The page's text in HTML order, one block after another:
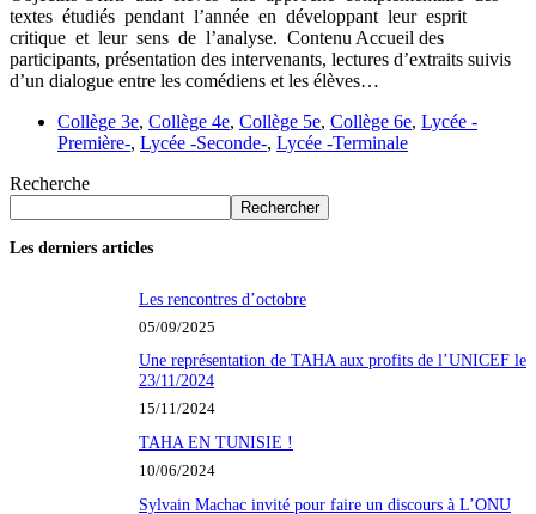
textes étudiés pendant l’année en développant leur esprit
critique et leur sens de l’analyse. Contenu Accueil des
participants, présentation des intervenants, lectures d’extraits suivis
d’un dialogue entre les comédiens et les élèves…
Collège 3e, Collège 4e, Collège 5e, Collège 6e, Lycée -
Première-, Lycée -Seconde-, Lycée -Terminale
Recherche
Rechercher
Les derniers articles
Les rencontres d’octobre
05/09/2025
Une représentation de TAHA aux profits de l’UNICEF le
23/11/2024
15/11/2024
TAHA EN TUNISIE !
10/06/2024
Sylvain Machac invité pour faire un discours à L’ONU